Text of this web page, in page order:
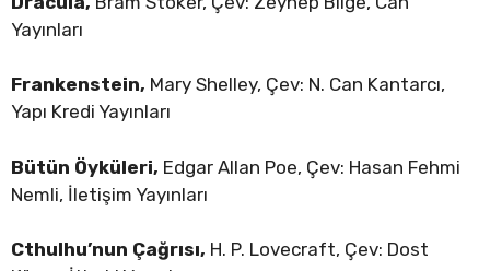
Yayınları
Frankenstein, Mary Shelley, Çev: N. Can Kantarcı,
Yapı Kredi Yayınları
Bütün Öyküleri, Edgar Allan Poe, Çev: Hasan Fehmi
Nemli, İletişim Yayınları
Cthulhu’nun Çağrısı, H. P. Lovecraft, Çev: Dost